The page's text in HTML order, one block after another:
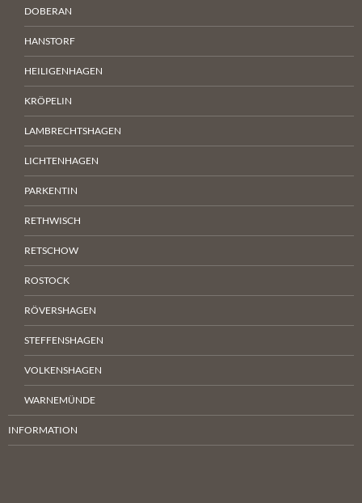
DOBERAN
HANSTORF
HEILIGENHAGEN
KRÖPELIN
LAMBRECHTSHAGEN
LICHTENHAGEN
PARKENTIN
RETHWISCH
RETSCHOW
ROSTOCK
RÖVERSHAGEN
STEFFENSHAGEN
VOLKENSHAGEN
WARNEMÜNDE
INFORMATION